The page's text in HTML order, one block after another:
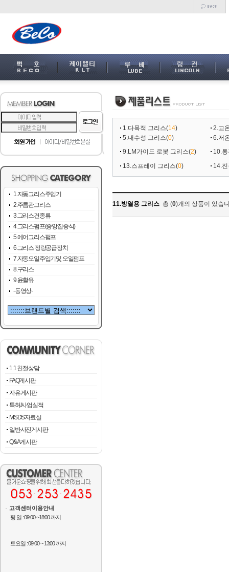
1.자동그리스주입기
2.주름관그리스
3.그리스건종류
4.그리스펌프(중앙집중식)
5.에어그리스펌프
6.그리스 정량공급장치
7.자동오일주입기및 오일펌프
8.구리스
9.윤활유
-동영상-
1:1 친절상담
FAQ게시판
자유게시판
특허/사업실적
MSDS자료실
일반사진게시판
Q&A게시판
고객센터이용안내
평 일 : 09:00 ~18:00 까지
토요일 : 09:00 ~ 13:00 까지
1.다목적 그리스(14)
2.고
5.내수성 그리스(0)
6.저
9.LM가이드 로봇 그리스(2)
10.
13.스프레이 그리스(0) 14.
11.방열용 그리스 총 (0)개의 상품이 있습